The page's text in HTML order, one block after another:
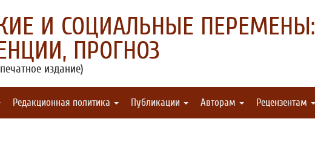
И СОЦИАЛЬНЫЕ ПЕРЕМЕНЫ:
ПРОГНОЗ
издание)
Редакционная политика Публикации Авторам Рецензентам